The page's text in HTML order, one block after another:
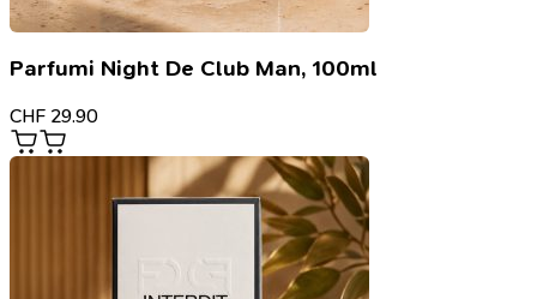
Parfumi Night De Club Man, 100ml
CHF 29.90